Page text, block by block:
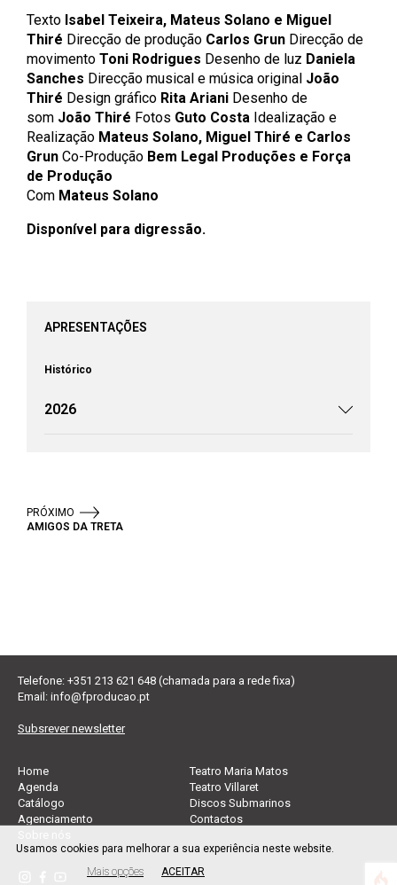
Texto Isabel Teixeira, Mateus Solano e Miguel
Thiré Direcção de produção Carlos Grun Direcção de
movimento Toni Rodrigues Desenho de luz Daniela
Sanches Direcção musical e música original João
Thiré Design gráfico Rita Ariani Desenho de
som João Thiré Fotos Guto Costa Idealização e
Realização Mateus Solano, Miguel Thiré e Carlos
Grun Co-Produção Bem Legal Produções e Força
de Produção
Com Mateus Solano
Disponível para digressão.
APRESENTAÇÕES
Histórico
2026
PRÓXIMO
AMIGOS DA TRETA
Telefone: +351 213 621 648 (chamada para a rede fixa)
Email: info@fproducao.pt
Subsrever newsletter
Home
Agenda
Catálogo
Agenciamento
Teatro Maria Matos
Teatro Villaret
Discos Submarinos
Contactos
Usamos cookies para melhorar a sua experiência neste website.
Mais opções
ACEITAR